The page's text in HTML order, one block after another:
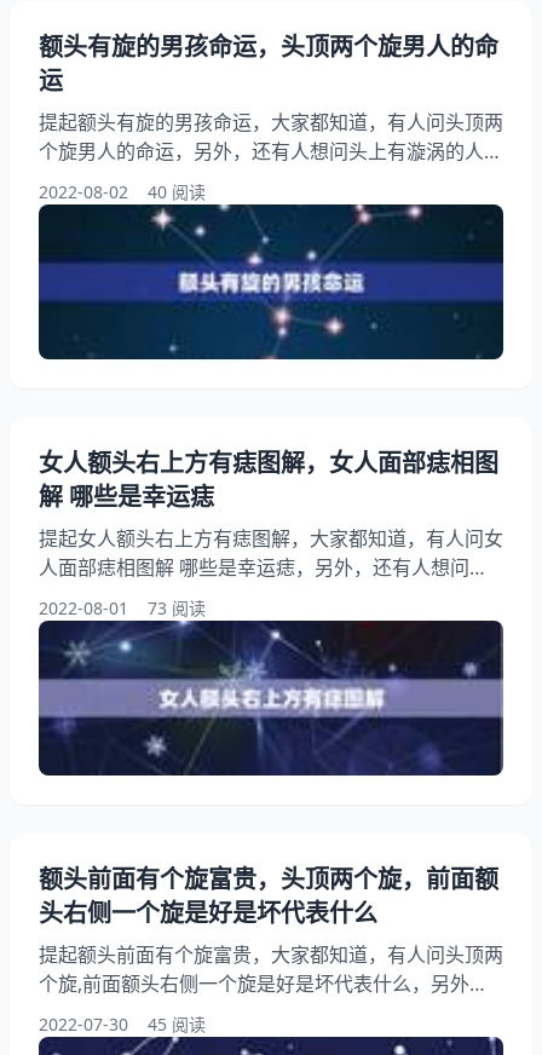
额头有旋的男孩命运，头顶两个旋男人的命
运
提起额头有旋的男孩命运，大家都知道，有人问头顶两
个旋男人的命运，另外，还有人想问头上有漩涡的人命
好吗？你知道这是怎么回事？其实头上四个旋命运解
析，下面就一起来看看头顶两个旋男人的命运，希望能
够帮助到大家！ 额头有旋的男孩命运 1、头顶两个旋
男人的命运 ￼ 头上四个旋命运解析 极其叛逆，易怒 有关
于旋的说法其实与位置有着一些关联。要是这两个旋中
其中有一个是在额头上的，从算命先生的说法就是凶星
下凡
2022-08-02 40 阅读
女人额头右上方有痣图解，女人面部痣相图
解 哪些是幸运痣
提起女人额头右上方有痣图解，大家都知道，有人问女
人面部痣相图解 哪些是幸运痣，另外，还有人想问额
头上右边有痣的人命运怎么样，你知道这是怎么回事？
其实右侧发际线有痣从痣上怎么说？下面就一起来看看
女人面部痣相图解 哪些是幸运痣，希望能够帮助到大
家！ 女人额头右上方有痣图解 1、女人面部痣相图解
哪些是幸运痣 眉中痣，一直被说是智慧的表现，而左
眉之痣主财，是富贵之相。如果女人这里有痣，则多半
有旺夫运
2022-08-01 73 阅读
额头前面有个旋富贵，头顶两个旋，前面额
头右侧一个旋是好是坏代表什么
提起额头前面有个旋富贵，大家都知道，有人问头顶两
个旋,前面额头右侧一个旋是好是坏代表什么，另外，
还有人想问额头有个旋，你知道这是怎么回事？其实女
孩头顶两个旋旺父母，下面就一起来看看头顶两个旋,
2022-07-30 45 阅读